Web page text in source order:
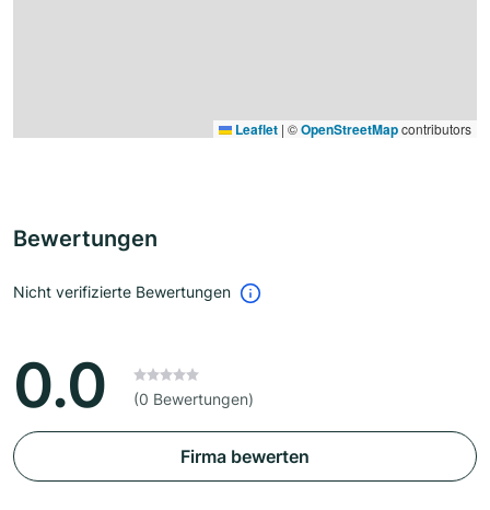
Leaflet | ©OpenStreetMapcontributors
Bewertungen
Nicht verifizierte Bewertungen
0.0 (0 Bewertungen)
Firma bewerten